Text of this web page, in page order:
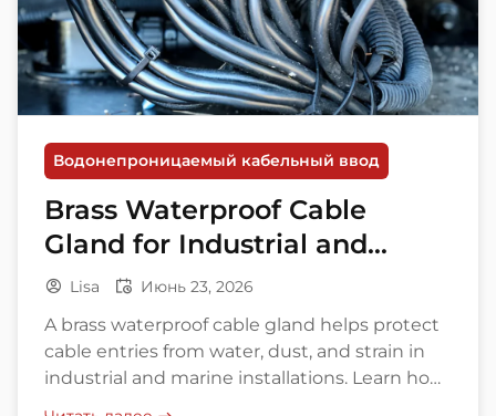
Водонепроницаемый кабельный ввод
Brass Waterproof Cable
Gland for Industrial and
Marine Applications
Lisa Июнь 23, 2026
A brass waterproof cable gland helps protect
cable entries from water, dust, and strain in
industrial and marine installations. Learn how